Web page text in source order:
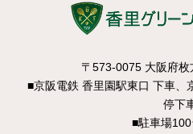
〒573-0075 大阪府
■京阪電鉄 香里園駅東口 下車、
停下
■駐車場